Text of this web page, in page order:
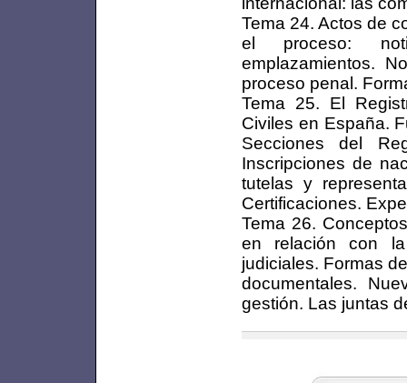
Tema 24. Actos de
el proceso:
emplazamientos.
proceso penal.
Tema 25. El
Civiles en España.
Secciones del
Inscripciones de
tutelas y
Certificaciones.
Tema 26.
en relación con
judiciales. Formas
documentales.
gestión. Las juntas